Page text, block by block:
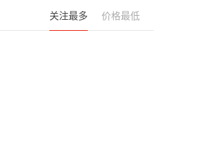
关注最多 价格最低